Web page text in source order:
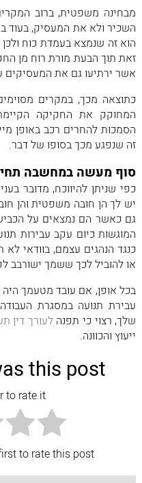
מבחינה משפטית, ברוב
השכיר ולא את המעסיק, בעוד
הוא זה שנמצא בעמדת כוח
זאת תוך הבעת מורת רוח מן
אשר ירתיעו גם את המעסיקים
כתוצאה מכך, במקרים
המחוקק את החקיקה
הסמכות להחרים רכב באופן
זה שנפגע מכך בסופו של דבר.
סוף מעשה במחשבה
כפי שניתן להיווכח, מדובר
יש לך הן חובה משפטית והן
גם כאשר הם נמצאים על
המוגשות כיום עקב עבירות
כנגד הנהגים עצמם, בוודאי
או להוביל לכך ששמך ישורבב
בכל אופן, אם עובד מטעמך
עבירת תנועה במסגרת
שלך, רצוי כי תפנהלעורך דין
ייעוץ והכוונה.
this post?
to rate it!
to rate this post.